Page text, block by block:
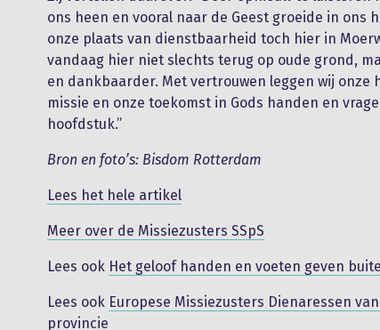
ons heen en vooral naar de Geest groeide in ons
onze plaats van dienstbaarheid toch hier in
vandaag hier niet slechts terug op oude grond,
en dankbaarder. Met vertrouwen leggen wij onze
missie en onze toekomst in Gods handen en
hoofdstuk.”
Bron en foto’s: Bisdom Rotterdam
Lees het hele artikel
Meer over de Missiezusters SSpS
Lees ook Het geloof handen en voeten geven
Lees ook Europese Missiezusters Dienaressen
provincie